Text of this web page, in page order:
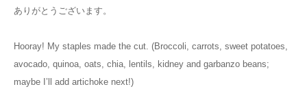
ありがとうございます。
Hooray! My staples made the cut. (Broccoli, carrots, sweet potatoes,
avocado, quinoa, oats, chia, lentils, kidney and garbanzo beans;
maybe I’ll add artichoke next!)
blog
よくある質問FAQ
案内